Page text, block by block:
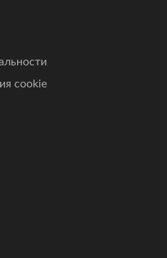
cookie